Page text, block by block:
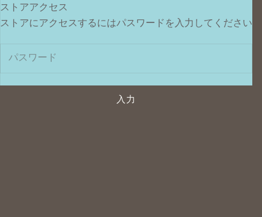
ストアアクセス
ストアにアクセスするにはパスワードを入力してください
入力